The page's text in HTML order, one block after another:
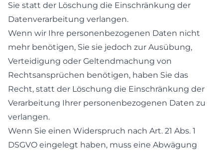
Sie statt der Löschung die Einschränkung der
Datenverarbeitung verlangen.
Wenn wir Ihre personenbezogenen Daten nicht
mehr benötigen, Sie sie jedoch zur Ausübung,
Verteidigung oder Geltendmachung von
Rechtsansprüchen benötigen, haben Sie das
Recht, statt der Löschung die Einschränkung der
Verarbeitung Ihrer personenbezogenen Daten zu
verlangen.
Wenn Sie einen Widerspruch nach Art. 21 Abs. 1
DSGVO eingelegt haben, muss eine Abwägung